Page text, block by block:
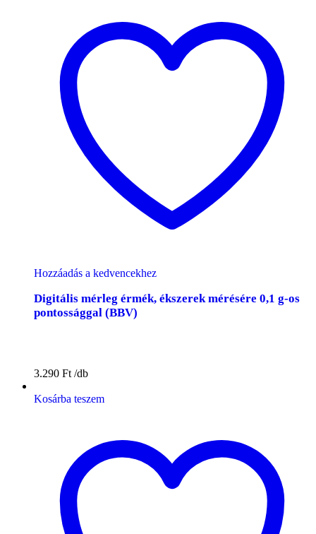
Hozzáadás a kedvencekhez
Digitális mérleg érmék, ékszerek mérésére 0,1 g-os
pontossággal (BBV)
3.290 Ft
Kosárba teszem